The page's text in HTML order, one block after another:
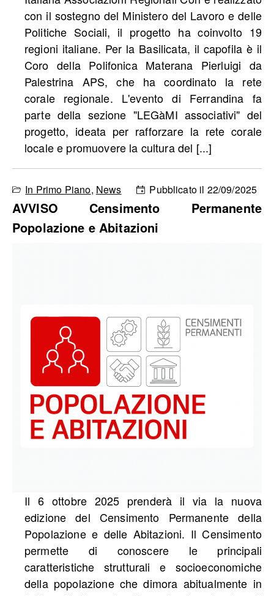
con il sostegno del Ministero del Lavoro e delle
Politiche Sociali, il progetto ha coinvolto 19
regioni italiane. Per la Basilicata, il capofila è il
Coro della Polifonica Materana Pierluigi da
Palestrina APS, che ha coordinato la rete
corale regionale. L'evento di Ferrandina fa
parte della sezione "LEGàMI associativi" del
progetto, ideata per rafforzare la rete corale
locale e promuovere la cultura del [...]
In Primo Piano, News Pubblicato il 22/09/2025
AVVISO Censimento Permanente
Popolazione e Abitazioni
Il 6 ottobre 2025 prenderà il via la nuova
edizione del Censimento Permanente della
Popolazione e delle Abitazioni. Il Censimento
permette di conoscere le principali
caratteristiche strutturali e socioeconomiche
della popolazione che dimora abitualmente in